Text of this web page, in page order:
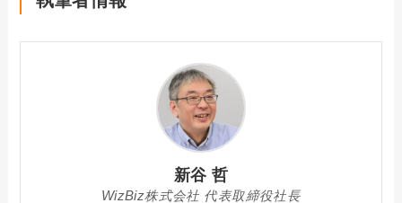
新谷 哲
WizBiz株式会社 代表取締役社長